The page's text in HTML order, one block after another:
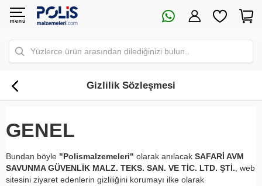
Yüzlerce ürün arasından dilediğinizi bulun..
Gizlilik Sözleşmesi
GENEL
Bundan böyle "Polismalzemeleri" olarak anılacak SAFARİ AVM
SAVUNMA GÜVENLİK MALZ. TEKS. SAN. VE TİC. LTD. ŞTİ. , web
sitesini ziyaret edenlerin gizliliğini korumayı ilke olarak